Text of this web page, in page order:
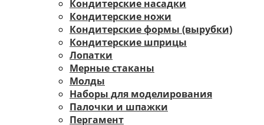
Кондитерские насадки
Кондитерские ножи
Кондитерские формы (вырубки)
Кондитерские шприцы
Лопатки
Мерные стаканы
Молды
Наборы для моделирования
Палочки и шпажки
Пергамент